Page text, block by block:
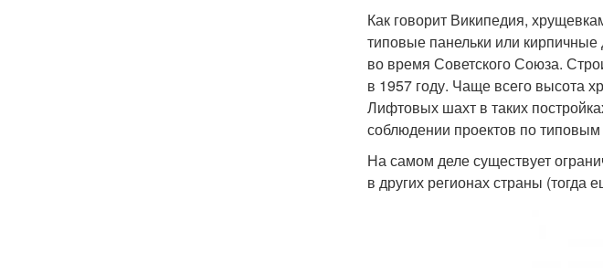
Как говорит Википедия,
типовые панельки или
во время Советского Союза.
в 1957 году. Чаще всего высота
Лифтовых шахт в таких
соблюдении проектов по
На самом деле существует
в других регионах страны